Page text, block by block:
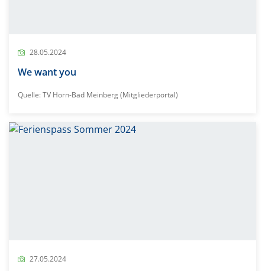
28.05.2024
We want you
Quelle: TV Horn-Bad Meinberg (Mitgliederportal)
27.05.2024